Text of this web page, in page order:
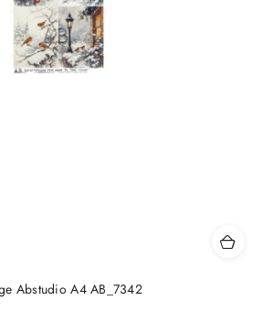
Abstudio A4 AB_7342